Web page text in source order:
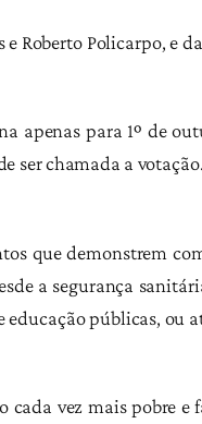
Roberto Policarpo, e
apenas para 1º de
chamada a
que demonstrem
a segurança
públicas, ou
cada vez mais pobre